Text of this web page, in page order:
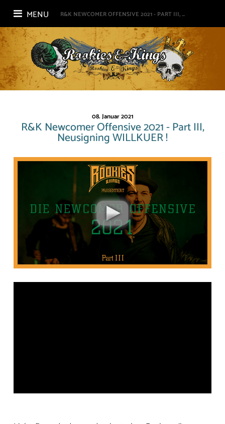
MENU R&K NEWCOMER OFFENSIVE 2021 - PART III, ...
08. Januar 2021
R&K Newcomer Offensive 2021 - Part III,
Neusigning WILLKUER !